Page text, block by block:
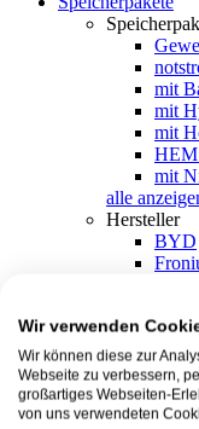
mit
mit
mit
mit
alle
Hersteller
BYD
SMA
Wir verwenden
Wir können diese zur
Webseite zu verbessern,
großartiges Webseiten-
von uns verwendeten